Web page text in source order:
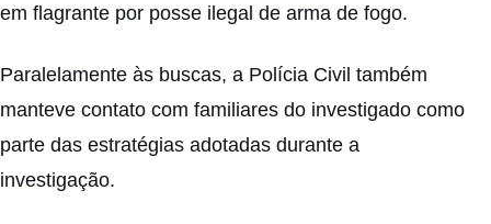
em flagrante por posse ilegal de arma de fogo.
Paralelamente às buscas, a Polícia Civil também
manteve contato com familiares do investigado como
parte das estratégias adotadas durante a
investigação.